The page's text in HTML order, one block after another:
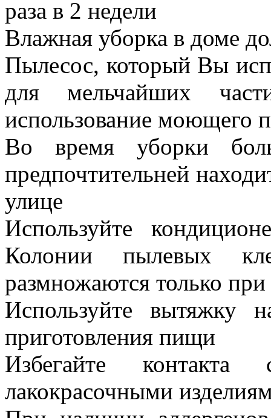
раза в 2 недели
Влажная уборка в доме
Пылесос, который Вы
для мельчайших
использование моющего
Во время уборки
предпочтительней
улице
Используйте
Колонии пылевых
размножаются только
Используйте вытяжку
приготовления пищи
Избегайте
лакокрасочными